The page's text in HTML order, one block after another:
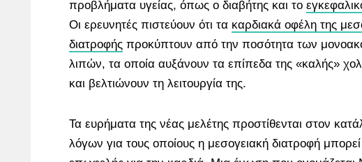
προβλήματα υγείας, όπως ο διαβήτης και το
Οι ερευνητές πιστεύουν ότι τα καρδιακά οφέλη της
διατροφής προκύπτουν από την ποσότητα των
λιπών, τα οποία αυξάνουν τα επίπεδα της «καλής»
και βελτιώνουν τη λειτουργία της.
Τα ευρήματα της νέας μελέτης προστίθενται στον
λόγων για τους οποίους η μεσογειακή διατροφή μπορεί